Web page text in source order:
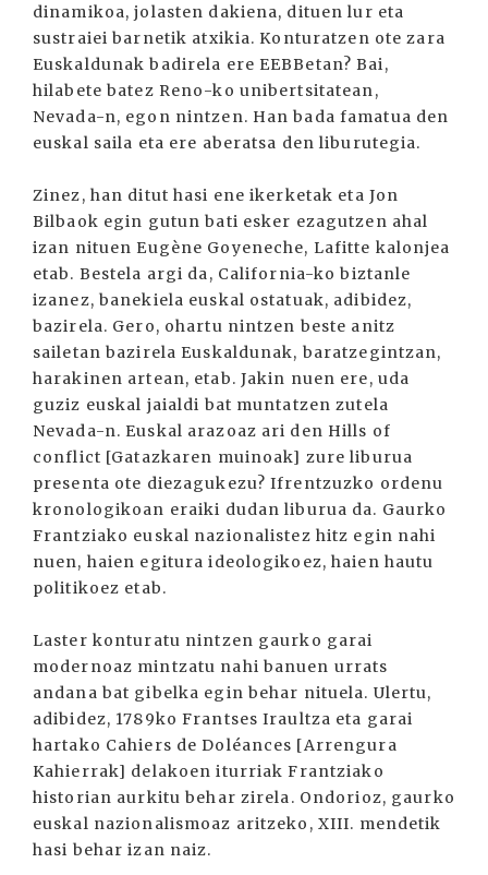
dinamikoa, jolasten dakiena, dituen lur eta
sustraiei barnetik atxikia. Konturatzen ote zara
Euskaldunak badirela ere EEBBetan? Bai,
hilabete batez Reno-ko unibertsitatean,
Nevada-n, egon nintzen. Han bada famatua den
euskal saila eta ere aberatsa den liburutegia.
Zinez, han ditut hasi ene ikerketak eta Jon
Bilbaok egin gutun bati esker ezagutzen ahal
izan nituen Eugène Goyeneche, Lafitte kalonjea
etab. Bestela argi da, California-ko biztanle
izanez, banekiela euskal ostatuak, adibidez,
bazirela. Gero, ohartu nintzen beste anitz
sailetan bazirela Euskaldunak, baratzegintzan,
harakinen artean, etab. Jakin nuen ere, uda
guziz euskal jaialdi bat muntatzen zutela
Nevada-n. Euskal arazoaz ari den Hills of
conflict [Gatazkaren muinoak] zure liburua
presenta ote diezagukezu? Ifrentzuzko ordenu
kronologikoan eraiki dudan liburua da. Gaurko
Frantziako euskal nazionalistez hitz egin nahi
nuen, haien egitura ideologikoez, haien hautu
politikoez etab.
Laster konturatu nintzen gaurko garai
modernoaz mintzatu nahi banuen urrats
andana bat gibelka egin behar nituela. Ulertu,
adibidez, 1789ko Frantses Iraultza eta garai
hartako Cahiers de Doléances [Arrengura
Kahierrak] delakoen iturriak Frantziako
historian aurkitu behar zirela. Ondorioz, gaurko
euskal nazionalismoaz aritzeko, XIII. mendetik
hasi behar izan naiz.